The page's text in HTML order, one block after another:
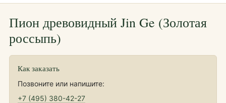
Пион древовидный Jin Ge (Золотая
россыпь)
Как заказать
Позвоните или напишите:
+7 (495) 380-42-27